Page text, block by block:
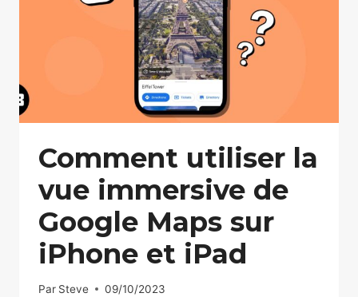
Comment utiliser la
vue immersive de
Google Maps sur
iPhone et iPad
Par Steve 09/10/2023